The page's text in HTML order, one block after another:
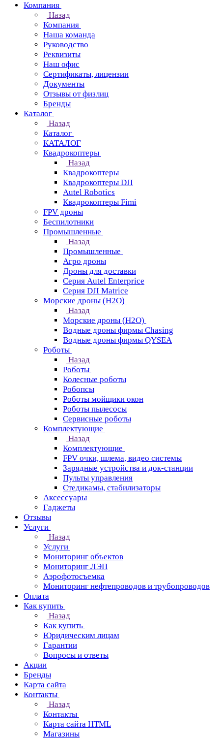
Компания
Назад
Компания
Наша команда
Руководство
Реквизиты
Наш офис
Сертификаты, лицензии
Документы
Отзывы от физлиц
Бренды
Каталог
Назад
Каталог
КАТАЛОГ
Квадрокоптеры
Назад
Квадрокоптеры
Квадрокоптеры DJI
Autel Robotics
Квадрокоптеры Fimi
FPV дроны
Беспилотники
Промышленные
Назад
Промышленные
Агро дроны
Дроны для доставки
Серия Autel Enterprice
Серия DJI Matrice
Морские дроны (H2O)
Назад
Морские дроны (H2O)
Водные дроны фирмы Chasing
Водные дроны фирмы QYSEA
Роботы
Назад
Роботы
Колесные роботы
Робопсы
Роботы мойщики окон
Роботы пылесосы
Сервисные роботы
Комплектующие
Назад
Комплектующие
FPV очки, шлема, видео системы
Зарядные устройства и док-станции
Пульты управления
Стедикамы, стабилизаторы
Аксессуары
Гаджеты
Отзывы
Услуги
Назад
Услуги
Мониторинг объектов
Мониторинг ЛЭП
Аэрофотосъемка
Мониторинг нефтепроводов и трубопроводов
Оплата
Как купить
Назад
Как купить
Юридическим лицам
Гарантии
Вопросы и ответы
Акции
Бренды
Карта сайта
Контакты
Назад
Контакты
Карта сайта HTML
Магазины